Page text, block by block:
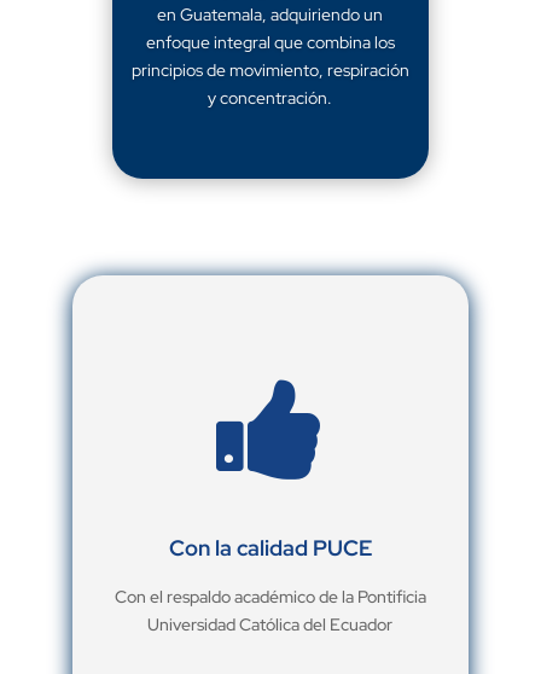
en Guatemala, adquiriendo un
enfoque integral que combina los
principios de movimiento, respiración
y concentración.

Con la calidad PUCE
Con el respaldo académico de la Pontificia
Universidad Católica del Ecuador